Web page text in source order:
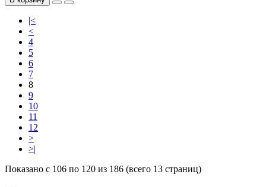
|<
<
4
5
6
7
8
9
10
11
12
>
>|
Показано с 106 по 120 из 186 (всего 13 страниц)